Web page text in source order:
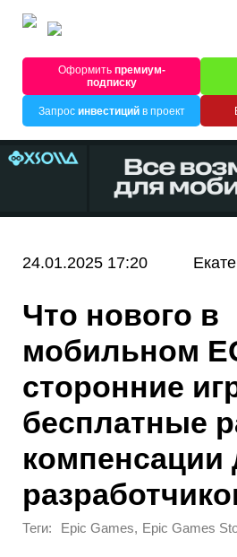
Оформитьпремиум-
подписку
Запрос инвестицийв проект
24.01.2025 17:20
Что нового в
мобильном
сторонние
бесплатные
компенсации
Теги: Epic Games, Epic Games